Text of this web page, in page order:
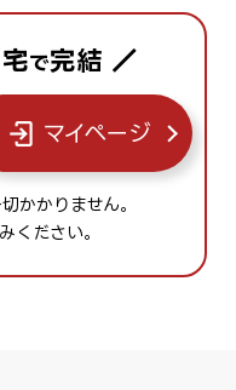
で完結 ／
マイページ
かかりません。
ください。